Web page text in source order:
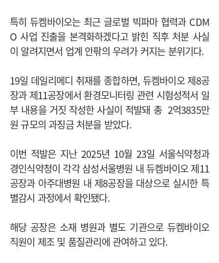
특히 듀켐바이오는 최근 글로벌 빅파마 협력과 CDM
O 사업 진출을 본격화하겠다고 밝힌 직후 처분 사실
이 알려지면서 업계 안팎의 우려가 커지는 분위기다.
19일 데일리메디 취재를 종합하면, 듀켐바이오 제8공
장과 제11공장에서 환경모니터링 관련 시험성적서 일
부 내용을 거짓 작성한 사실이 적발돼 총 2억3835만
원 규모의 과징금 처분을 받았다.
이번 적발은 지난 2025년 10월 23일 서울식약청과
경인식약청이 각각 삼성서울병원 내 듀켐바이오 제11
공장과 아주대병원 내 제8공장을 대상으로 실시한 특
별감시 과정에서 확인됐다.
해당 공장은 소재 병원과 별도 기관으로 듀켐바이오
직원이 제조 및 품질관리에 관여하고 있다.